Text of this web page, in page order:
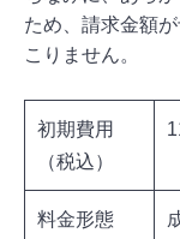
ため、請求金額
こりません。
初期費用
（税込）
料金形態